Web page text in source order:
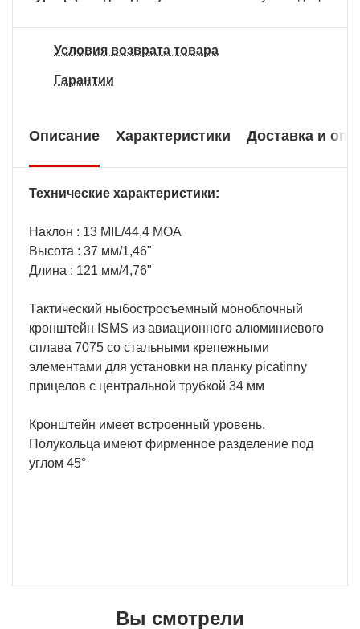
Условия возврата товара
Гарантии
Описание Характеристики Доставка и
Технические характеристики:
Наклон : 13 MIL/44,4 MOA
Высота : 37 мм/1,46"
Длина : 121 мм/4,76"
Тактический ныбостросъемный моноблочный
кронштейн ISMS из авиационного алюминиевого
сплава 7075 со стальными крепежными
элементами для установки на планку picatinny
прицелов с центральной трубкой 34 мм
Кронштейн имеет встроенный уровень.
Полукольца имеют фирменное разделение под
углом 45°
Вы смотрели